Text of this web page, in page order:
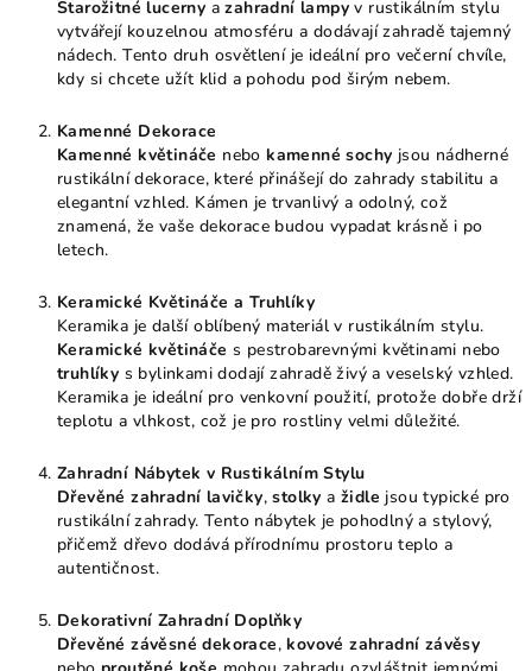
Starožitné lucerny azahradní lampy v rustikálním stylu
vytvářejí kouzelnou atmosféru a dodávají zahradě tajemný
nádech. Tento druh osvětlení je ideální pro večerní chvíle,
kdy si chcete užít klid a pohodu pod širým nebem.
Kamenné Dekorace
Kamenné květináče nebo kamenné sochy jsou nádherné
rustikální dekorace, které přinášejí do zahrady stabilitu a
elegantní vzhled. Kámen je trvanlivý a odolný, což
znamená, že vaše dekorace budou vypadat krásně i po
letech.
Keramické Květináče a Truhlíky
Keramika je další oblíbený materiál v rustikálním stylu.
Keramické květináče s pestrobarevnými květinami nebo
truhlíky s bylinkami dodají zahradě živý a veselský vzhled.
Keramika je ideální pro venkovní použití, protože dobře drží
teplotu a vlhkost, což je pro rostliny velmi důležité.
Zahradní Nábytek v Rustikálním Stylu
Dřevěné zahradní lavičky,stolky ažidle jsou typické pro
rustikální zahrady. Tento nábytek je pohodlný a stylový,
přičemž dřevo dodává přírodnímu prostoru teplo a
autentičnost.
Dekorativní Zahradní Doplňky
Dřevěné závěsné dekorace, kovové zahradní závěsy